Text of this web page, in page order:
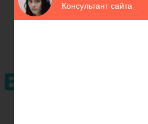
Льготные категории
Законы